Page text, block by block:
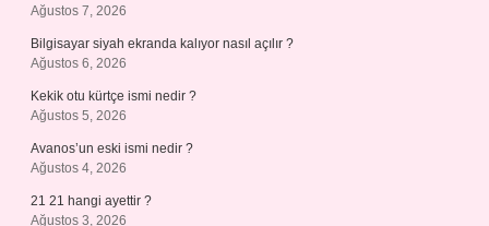
Ağustos 7, 2026
Bilgisayar siyah ekranda kalıyor nasıl açılır ?
Ağustos 6, 2026
Kekik otu kürtçe ismi nedir ?
Ağustos 5, 2026
Avanos’un eski ismi nedir ?
Ağustos 4, 2026
21 21 hangi ayettir ?
Ağustos 3, 2026